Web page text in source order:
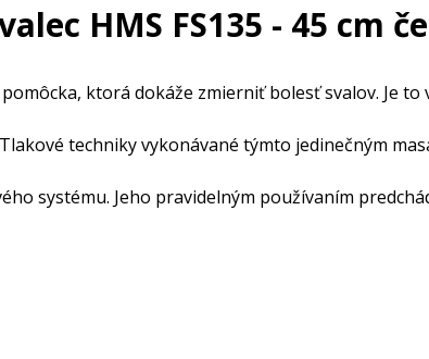
HMS FS135 - 45 cm
ktorá dokáže zmierniť bolesť svalov. Je
techniky vykonávané týmto jedinečným
systému. Jeho pravidelným používaním